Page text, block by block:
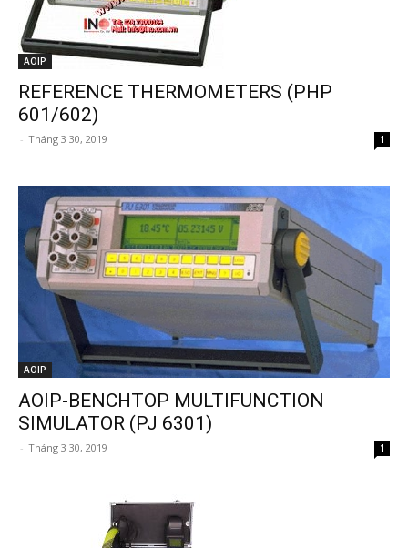
AOIP
REFERENCE THERMOMETERS (PHP
601/602)
- Tháng 3 30, 2019 1
AOIP
AOIP-BENCHTOP MULTIFUNCTION
SIMULATOR (PJ 6301)
- Tháng 3 30, 2019 1